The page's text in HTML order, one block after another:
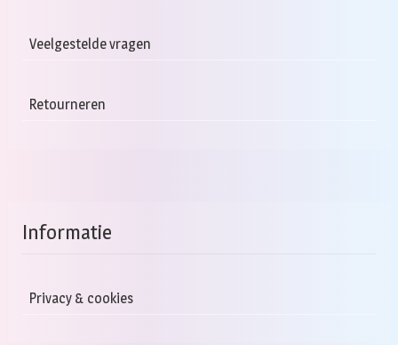
Veelgestelde vragen
Retourneren
Informatie
Privacy & cookies